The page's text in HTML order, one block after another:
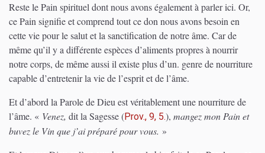
Reste le Pain spirituel dont nous avons également à parler ici. Or,
ce Pain signifie et comprend tout ce don nous avons besoin en
cette vie pour le salut et la sanctification de notre âme. Car de
même qu’il y a différente espèces d’aliments propres à nourrir
notre corps, de même aussi il existe plus d’un. genre de nourriture
capable d’entretenir la vie de l’esprit et de l’âme.
Et d’abord la Parole de Dieu est véritablement une nourriture de
l’âme. « Venez, dit la Sagesse(Prov., 9, 5.), mangez mon Pain et
buvez le Vin que j’ai préparé pour vous. »